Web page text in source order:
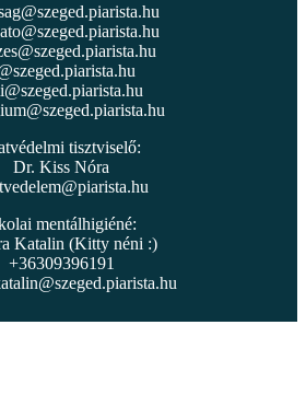
tisztviselő:
Dr. Kiss Nóra
mentálhigiéné:
Katalin (Kitty néni :)
+36309396191